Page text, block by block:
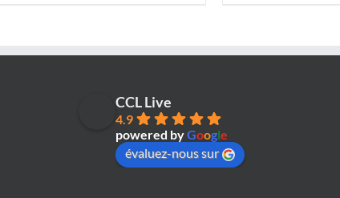
CCL Live
4.9
powered byGoogle
évaluez-nous sur